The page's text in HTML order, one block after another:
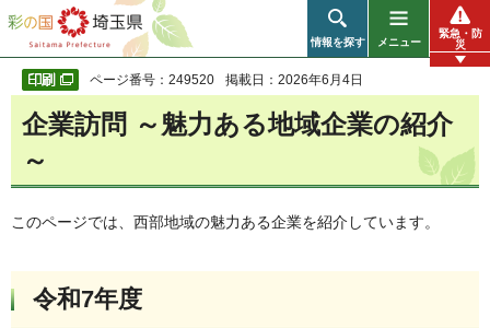
彩の国 埼玉県
情報を探す メニュー
緊急・防
災
ページ番号：249520 掲載日：2026年6月4日
企業訪問 ～魅力ある地域企業の紹介
～
このページでは、西部地域の魅力ある企業を紹介しています。
令和7年度